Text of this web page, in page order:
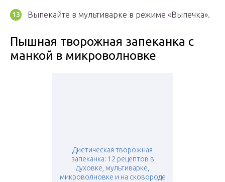
Выпекайте в мультиварке в режиме «Выпечка».
Пышная творожная запеканка с
манкой в микроволновке
Диетическая творожная
запеканка: 12 рецептов в
духовке, мультиварке,
микроволновке и на сковороде